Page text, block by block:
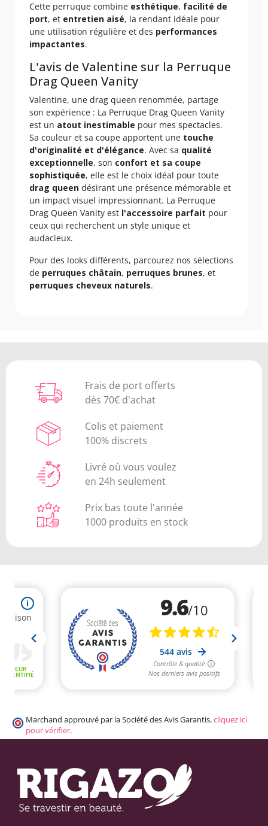
Cette perruque combine esthétique, facilité de
port, et entretien aisé, la rendant idéale pour
une utilisation régulière et des performances
impactantes.
L'avis de Valentine sur la Perruque
Drag Queen Vanity
Valentine, une drag queen renommée, partage
son expérience : La Perruque Drag Queen Vanity
est un atout inestimable pour mes spectacles.
Sa couleur et sa coupe apportent une touche
d'originalité et d'élégance. Avec sa qualité
exceptionnelle, son confort et sa coupe
sophistiquée, elle est le choix idéal pour toute
drag queen désirant une présence mémorable et
un impact visuel impressionnant. La Perruque
Drag Queen Vanity est l'accessoire parfait pour
ceux qui recherchent un style unique et
audacieux.
Pour des looks différents, parcourez nos sélections
de perruques châtain, perruques brunes, et
perruques cheveux naturels.
Frais de port offerts
dès 70€ d'achat
Colis et paiement
100% discrets
Livré où vous voulez
en 24h seulement
Prix bas toute l'année
1000 produits en stock
Marchand approuvé par la Société des Avis Garantis,cliquez ici
pour vérifier.